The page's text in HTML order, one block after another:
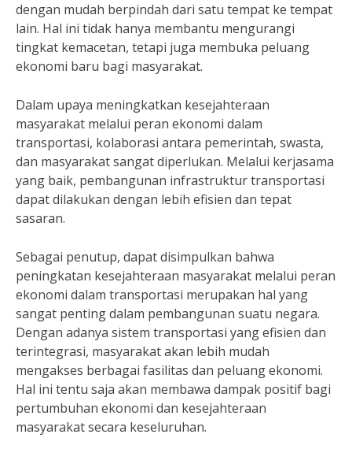
dengan mudah berpindah dari satu tempat ke tempat
lain. Hal ini tidak hanya membantu mengurangi
tingkat kemacetan, tetapi juga membuka peluang
ekonomi baru bagi masyarakat.
Dalam upaya meningkatkan kesejahteraan
masyarakat melalui peran ekonomi dalam
transportasi, kolaborasi antara pemerintah, swasta,
dan masyarakat sangat diperlukan. Melalui kerjasama
yang baik, pembangunan infrastruktur transportasi
dapat dilakukan dengan lebih efisien dan tepat
sasaran.
Sebagai penutup, dapat disimpulkan bahwa
peningkatan kesejahteraan masyarakat melalui peran
ekonomi dalam transportasi merupakan hal yang
sangat penting dalam pembangunan suatu negara.
Dengan adanya sistem transportasi yang efisien dan
terintegrasi, masyarakat akan lebih mudah
mengakses berbagai fasilitas dan peluang ekonomi.
Hal ini tentu saja akan membawa dampak positif bagi
pertumbuhan ekonomi dan kesejahteraan
masyarakat secara keseluruhan.